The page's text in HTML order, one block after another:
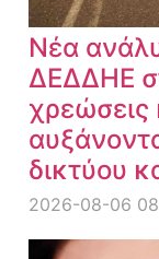
Νέα
ΔΕΔΔΗΕ
χρεώσεις
δικτύου
2026-08-06